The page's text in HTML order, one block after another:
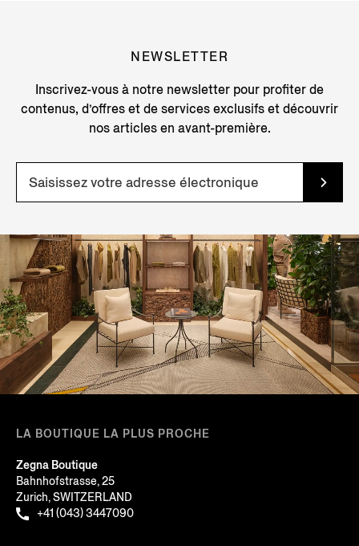
NEWSLETTER
Inscrivez-vous à notre newsletter pour profiter de
contenus, d’offres et de services exclusifs et découvrir
nos articles en avant-première.
LA BOUTIQUE LA PLUS PROCHE
Zegna Boutique
Bahnhofstrasse, 25
Zurich, SWITZERLAND
+41 (043) 3447090